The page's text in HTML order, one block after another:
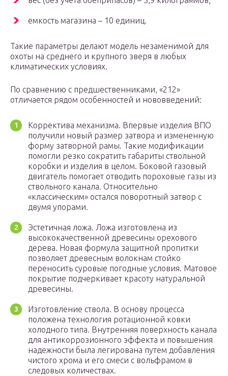
емкость магазина – 10 единиц.
Такие параметры делают модель незаменимой для
охоты на среднего и крупного зверя в любых
климатических условиях.
По сравнению с предшественниками, «212»
отличается рядом особенностей и нововведений:
Корректива механизма. Впервые изделия ВПО
получили новый размер затвора и измененную
форму затворной рамы. Такие модификации
помогли резко сократить габариты ствольной
коробки и изделия в целом. Боковой газовый
двигатель помогает отводить пороховые газы из
ствольного канала. Относительно
«классическим» остался поворотный затвор с
двумя упорами.
Эстетичная ложа. Ложа изготовлена из
высококачественной древесины орехового
дерева. Новая формула защитной пропитки
позволяет древесным волокнам стойко
переносить суровые погодные условия. Матовое
покрытие подчеркивает красоту натуральной
древесины.
Изготовление ствола. В основу процесса
положена технология ротационной ковки
холодного типа. Внутренняя поверхность канала
для антикоррозионного эффекта и повышения
надежности была легирована путем добавления
чистого хрома и его смеси с вольфрамом в
следовых количествах.